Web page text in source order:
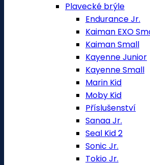
Plavecké brýle
Endurance Jr.
Kaiman EXO
Kaiman Small
Kayenne Junior
Kayenne Small
Marin Kid
Moby Kid
Příslušenství
Sanaa Jr.
Seal Kid 2
Sonic Jr.
Tokio Jr.